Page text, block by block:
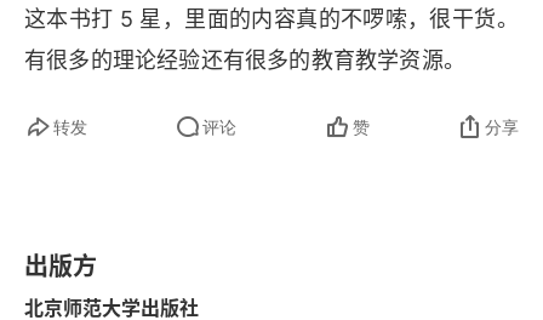
（三）20世纪以来教育学的发展
（一）促进教师专业发展，提高学校教育质量
教，不放弃每一个学生，把其教育成对社会主义合
格的建设者。
这本书打 5 星，里面的内容真的不啰嗦，很干货。
有很多的理论经验还有很多的教育教学资源。
转发 评论 赞 分享
出版方
北京师范大学出版社